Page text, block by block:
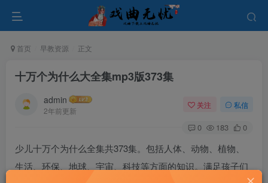
首页 早教资源 正文
十万个为什么大全集mp3版373集
admin
2年前更新
关注 私信
0 183 0
少儿十万个为什么全集共373集。包括人体、动物、植物、
生活、环保、地球、宇宙、科技等方面的知识。满足孩子们